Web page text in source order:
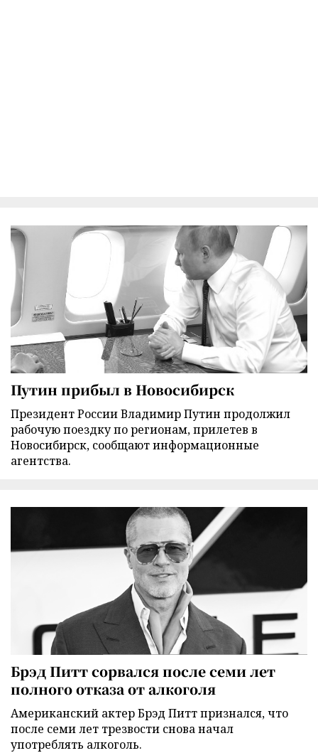
Путин прибыл в Новосибирск
Президент России Владимир Путин продолжил
рабочую поездку по регионам, прилетев в
Новосибирск, сообщают информационные
агентства.
Брэд Питт сорвался после семи лет
полного отказа от алкоголя
Американский актер Брэд Питт признался, что
после семи лет трезвости снова начал
употреблять алкоголь.